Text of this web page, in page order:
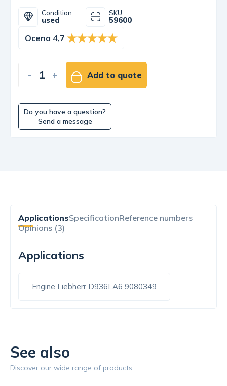
Condition:
used
SKU:
59600
Ocena 4,7
- + Add to quote
Do you have a question?
Send a message
ApplicationsSpecificationReference numbers
Opinions (3)
Applications
Engine Liebherr D936LA6 9080349
See also
Discover our wide range of products